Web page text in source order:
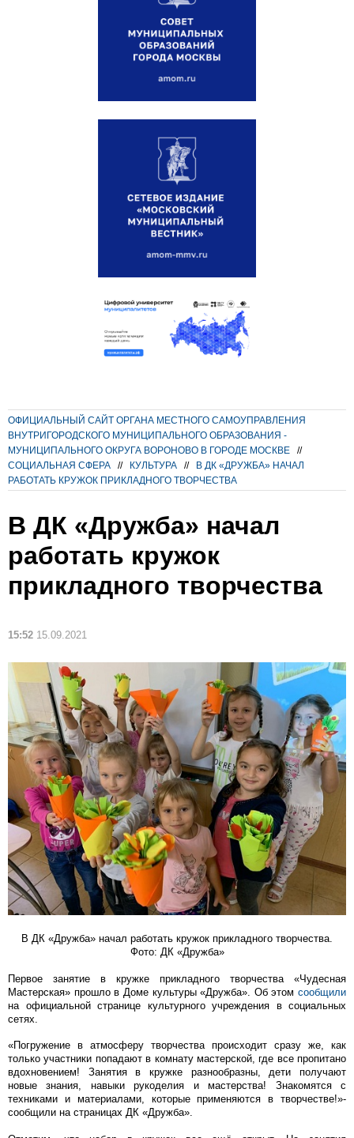
ОФИЦИАЛЬНЫЙ САЙТ ОРГАНА МЕСТНОГО САМОУПРАВЛЕНИЯ
ВНУТРИГОРОДСКОГО МУНИЦИПАЛЬНОГО ОБРАЗОВАНИЯ -
МУНИЦИПАЛЬНОГО ОКРУГА ВОРОНОВО В ГОРОДЕ МОСКВЕ
//
СОЦИАЛЬНАЯ СФЕРА
// КУЛЬТУРА //
В ДК «ДРУЖБА» НАЧАЛ
РАБОТАТЬ КРУЖОК ПРИКЛАДНОГО ТВОРЧЕСТВА
В ДК «Дружба» начал
работать кружок
прикладного творчества
15:52 15.09.2021
В ДК «Дружба» начал работать кружок прикладного творчества.
Фото: ДК «Дружба»
Первое занятие в кружке прикладного творчества «Чудесная
Мастерская» прошло в Доме культуры «Дружба». Об этом сообщили
на официальной странице культурного учреждения в социальных
сетях.
«Погружение в атмосферу творчества происходит сразу же, как
только участники попадают в комнату мастерской, где все пропитано
вдохновением! Занятия в кружке разнообразны, дети получают
новые знания, навыки рукоделия и мастерства! Знакомятся с
техниками и материалами, которые применяются в творчестве!»-
сообщили на страницах ДК «Дружба».